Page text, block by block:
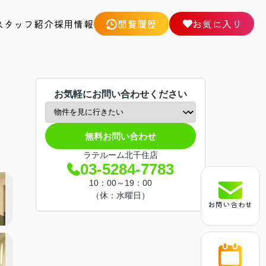
タッフ紹介採用情報 閲覧履歴 お気に入り
お問い合わせ
お気軽にお問い合わせください
無料お問い合わせ
ラテルーム北千住店
03-5284-7783
10：00～19：00
（休：水曜日）